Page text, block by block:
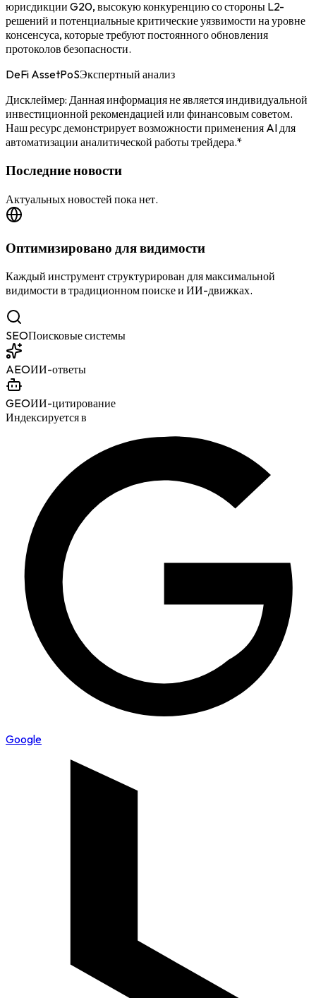
юрисдикции G20, высокую конкуренцию со стороны L2-
решений и потенциальные критические уязвимости на уровне
консенсуса, которые требуют постоянного обновления
протоколов безопасности.
DeFi AssetPoSЭкспертный анализ
Дисклеймер: Данная информация не является индивидуальной
инвестиционной рекомендацией или финансовым советом.
Наш ресурс демонстрирует возможности применения AI для
автоматизации аналитической работы трейдера.*
Последние новости
Актуальных новостей пока нет.
Оптимизировано для видимости
Каждый инструмент структурирован для максимальной
видимости в традиционном поиске и ИИ-движках.
SEOПоисковые системы
AEOИИ-ответы
GEOИИ-цитирование
Индексируется в
Google